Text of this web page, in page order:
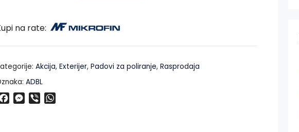
na rate:
Akcija, Exterijer, Padovi za poliranje, Rasprodaja
ADBL
M